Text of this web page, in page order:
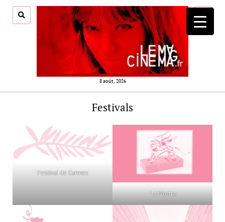
8 août, 2026
menu
Festivals
Festival de Cannes
La Mostra